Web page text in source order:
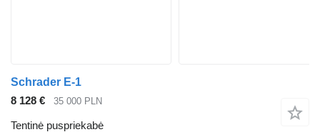
Schrader E-1
8 128 €
35 000 PLN
Tentinė puspriekabė